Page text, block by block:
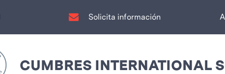
Solicita información
CUMBRES INTERNATIONAL